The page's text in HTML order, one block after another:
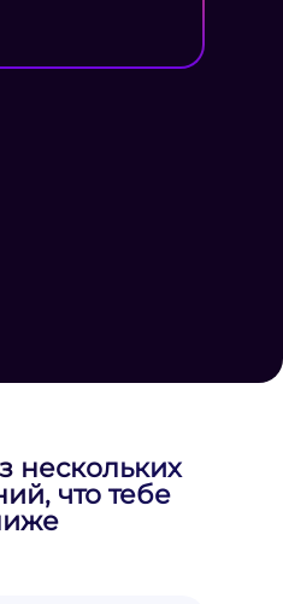
нескольких
что тебе